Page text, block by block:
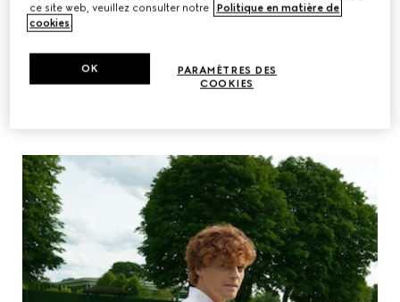
ce site web, veuillez consulter notre
Politique en matière de
cookies.
PARAMÈTRES DES
COOKIES
OK